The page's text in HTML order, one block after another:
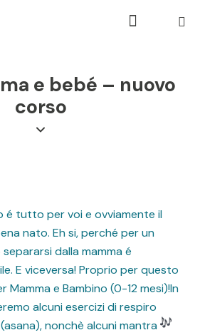
e bebé – nuovo
corso
é tutto per voi e ovviamente il
nato. Eh si, perché per un
dalla mamma é
E viceversa! Proprio per questo
Mamma e Bambino (0-12 mesi)!In
alcuni esercizi di respiro
nonchè alcuni mantra